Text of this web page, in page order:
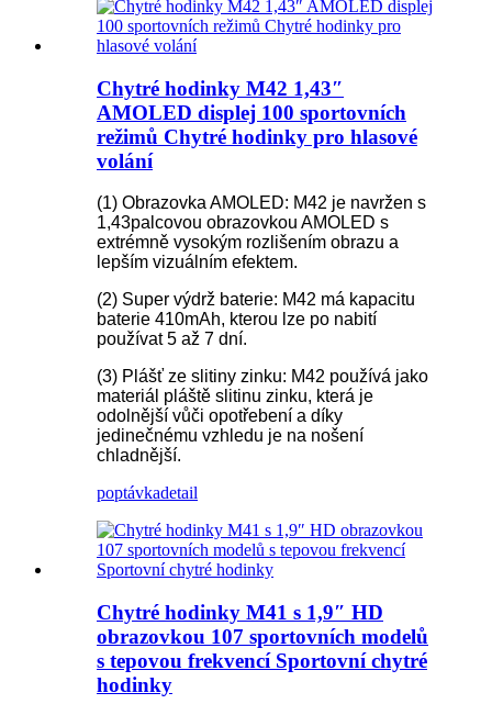
Chytré hodinky M42 1,43″
AMOLED displej 100 sportovních
režimů Chytré hodinky pro hlasové
volání
(1) Obrazovka AMOLED: M42 je navržen s
1,43palcovou obrazovkou AMOLED s
extrémně vysokým rozlišením obrazu a
lepším vizuálním efektem.
(2) Super výdrž baterie: M42 má kapacitu
baterie 410mAh, kterou lze po nabití
používat 5 až 7 dní.
(3) Plášť ze slitiny zinku: M42 používá jako
materiál pláště slitinu zinku, která je
odolnější vůči opotřebení a díky
jedinečnému vzhledu je na nošení
chladnější.
poptávkadetail
Chytré hodinky M41 s 1,9″ HD
obrazovkou 107 sportovních modelů
s tepovou frekvencí Sportovní chytré
hodinky